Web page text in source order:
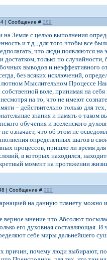
| Сообщение # 289
на Земле с целью выполнения
и т.д., для того чтобы все
что люди появляются на
только по
выводов и неэффективного
без всяких исключений,
Мыслительном Процессе
воле, принимая на
на то, что не имеют
– действительно только для
знания и память о
обучения и вселенского
означает, что об этом не
определенных шагов в
процессов, пришло ли время
в которых находился,
момент на протяжении
| Сообщение # 290
на данную планету можно
верное мнение что Абсолют
его духовная составляющая.
себе миры дальнейшего
причин, почему люди выбирают,